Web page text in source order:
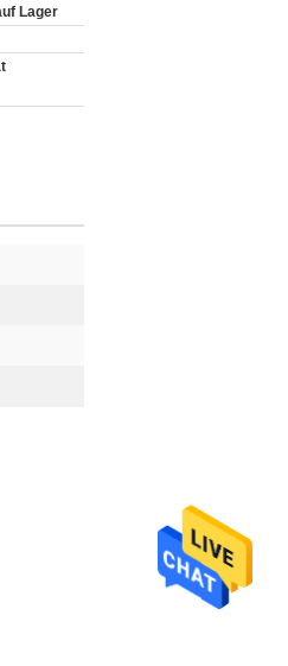
Lager